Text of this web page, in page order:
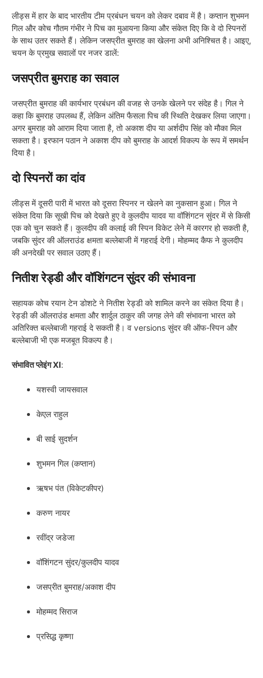
लीड्स में हार के बाद भारतीय टीम प्रबंधन चयन को लेकर दबाव में है। कप्तान शुभमन
गिल और कोच गौतम गंभीर ने पिच का मुआयना किया और संकेत दिए कि वे दो स्पिनरों
के साथ उतर सकते हैं। लेकिन जसप्रीत बुमराह का खेलना अभी अनिश्चित है। आइए,
चयन के प्रमुख सवालों पर नजर डालें:
जसप्रीत बुमराह का सवाल
जसप्रीत बुमराह की कार्यभार प्रबंधन की वजह से उनके खेलने पर संदेह है। गिल ने
कहा कि बुमराह उपलब्ध हैं, लेकिन अंतिम फैसला पिच की स्थिति देखकर लिया जाएगा।
अगर बुमराह को आराम दिया जाता है, तो अकाश दीप या अर्शदीप सिंह को मौका मिल
सकता है। इरफान पठान ने अकाश दीप को बुमराह के आदर्श विकल्प के रूप में समर्थन
दिया है।
दो स्पिनरों का दांव
लीड्स में दूसरी पारी में भारत को दूसरा स्पिनर न खेलने का नुकसान हुआ। गिल ने
संकेत दिया कि सूखी पिच को देखते हुए वे कुलदीप यादव या वॉशिंगटन सुंदर में से किसी
एक को चुन सकते हैं। कुलदीप की कलाई की स्पिन विकेट लेने में कारगर हो सकती है,
जबकि सुंदर की ऑलराउंड क्षमता बल्लेबाजी में गहराई देगी। मोहम्मद कैफ ने कुलदीप
की अनदेखी पर सवाल उठाए हैं।
नितीश रेड्डी और वॉशिंगटन सुंदर की संभावना
सहायक कोच रयान टेन डोशटे ने नितीश रेड्डी को शामिल करने का संकेत दिया है।
रेड्डी की ऑलराउंड क्षमता और शार्दुल ठाकुर की जगह लेने की संभावना भारत को
अतिरिक्त बल्लेबाजी गहराई दे सकती है। व versions सुंदर की ऑफ-स्पिन और
बल्लेबाजी भी एक मजबूत विकल्प है।
संभावित प्लेइंग XI:
यशस्वी जायसवाल
केएल राहुल
बी साई सुदर्शन
शुभमन गिल (कप्तान)
ऋषभ पंत (विकेटकीपर)
करुण नायर
रवींद्र जडेजा
वॉशिंगटन सुंदर/कुलदीप यादव
जसप्रीत बुमराह/अकाश दीप
मोहम्मद सिराज
प्रसिद्ध कृष्णा